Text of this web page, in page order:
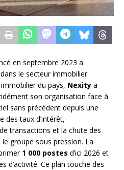
en septembre 2023 a
le secteur immobilier
du pays, Nexity a
son organisation face à
sans précédent depuis une
des taux d’intérêt,
transactions et la chute des
groupe sous pression. La
1 000 postes d’ici 2026 et
d’activité. Ce plan touche des